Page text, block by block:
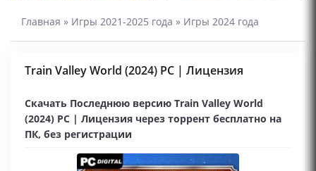
Главная » Игры 2021-2025 года » Игры 2024 года
Train Valley World (2024) PC | Лицензия
Скачать Последнюю версию Train Valley World
(2024) PC | Лицензия через торрент бесплатно на
ПК, без регистрации